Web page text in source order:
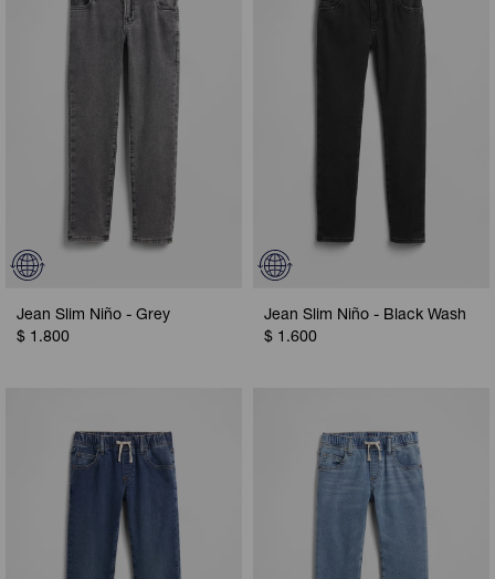
Jean Slim Niño - Grey
$ 1.800
Jean Slim Niño - Black Wash
$ 1.600
Camperas
Musculosas
Shorts
Vestidos y polleras
Pijamas
Calzas
Camperas
Chalecos
Shorts
Ropa interior
Polos
Camperas
Chalecos
Ropa interior
Pijamas
Camperas
Pijamas
Sets